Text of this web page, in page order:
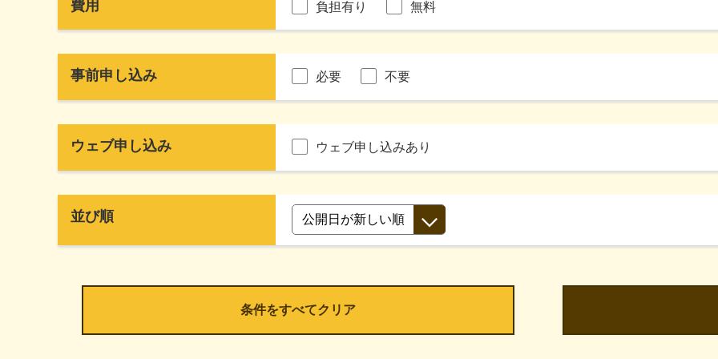
費用 負担有り 無料
事前申し込み 必要 不要
ウェブ申し込み ウェブ申し込みあり
並び順